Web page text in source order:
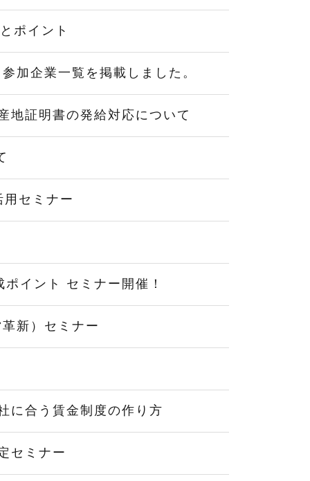
ポイント
企業一覧を掲載しました。
証明書の発給対応について
セミナー
イント セミナー開催！
新）セミナー
に合う賃金制度の作り方
セミナー